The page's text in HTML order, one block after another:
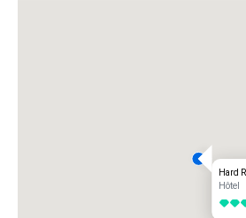
Hard
Hôtel
4 sur 5